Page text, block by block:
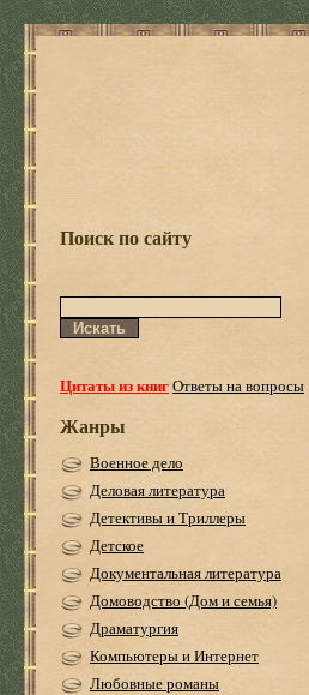
Поиск по сайту
Цитаты из книгОтветы на вопросы
Жанры
Военное дело
Деловая литература
Детективы и Триллеры
Детское
Документальная литература
Домоводство (Дом и семья)
Драматургия
Компьютеры и Интернет
Любовные романы